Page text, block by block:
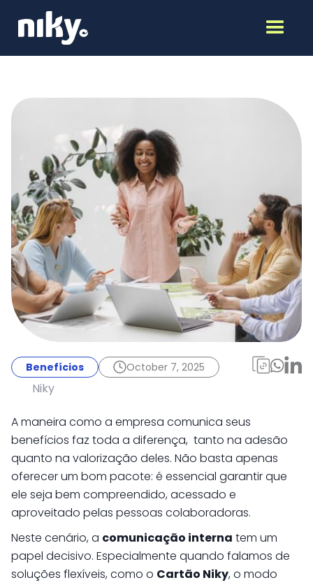
Como comunicar
benefícios de forma
clara e engajadora
para os colaboradores
Benefícios October 7, 2025
Niky
A maneira como a empresa comunica seus
benefícios faz toda a diferença, tanto na adesão
quanto na valorização deles. Não basta apenas
oferecer um bom pacote: é essencial garantir que
ele seja bem compreendido, acessado e
aproveitado pelas pessoas colaboradoras.
Neste cenário, a comunicação interna tem um
papel decisivo. Especialmente quando falamos de
soluções flexíveis, como o Cartão Niky, o modo